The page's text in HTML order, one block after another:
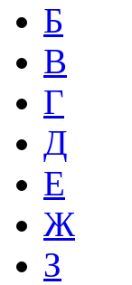
Б
В
Г
Д
Е
Ж
З